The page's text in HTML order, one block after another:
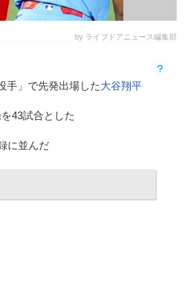
by ライブドアニュース編集部
手」で先発出場した大谷翔平
43試合とした
に並んだ